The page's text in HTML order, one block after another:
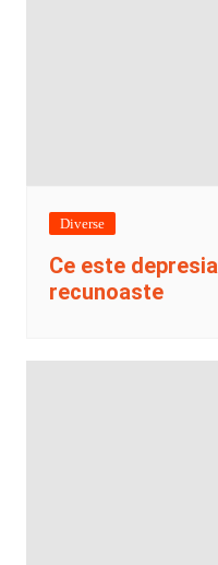
Diverse
Ce este
recunoaste